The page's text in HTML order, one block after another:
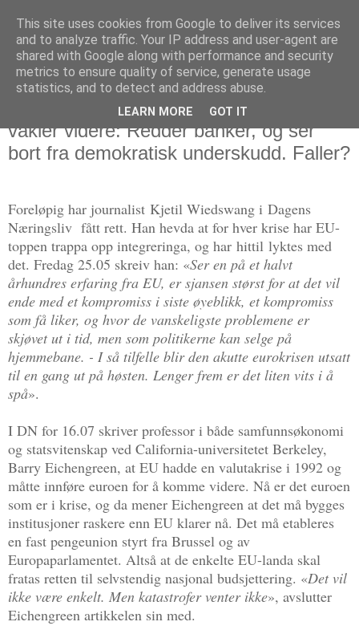
Politikus
onsdag 18. juli 2012
Om «elitestrategiens boomerang»: EU
vakler videre: Redder banker, og ser
bort fra demokratisk underskudd. Faller?
Foreløpig har journalist Kjetil Wiedswang i Dagens
Næringsliv fått rett. Han hevda at for hver krise har EU-
toppen trappa opp integreringa, og har hittil lyktes med
det. Fredag 25.05 skreiv han: «Ser en på et halvt
århundres erfaring fra EU, er sjansen størst for at det vil
ende med et kompromiss i siste øyeblikk, et kompromiss
som få liker, og hvor de vanskeligste problemene er
skjøvet ut i tid, men som politikerne kan selge på
hjemmebane. - I så tilfelle blir den akutte eurokrisen utsatt
til en gang ut på høsten. Lenger frem er det liten vits i å
spå».
I DN for 16.07 skriver professor i både samfunnsøkonomi
og statsvitenskap ved California-universitetet Berkeley,
Barry Eichengreen, at EU hadde en valutakrise i 1992 og
måtte innføre euroen for å komme videre. Nå er det euroen
som er i krise, og da mener Eichengreen at det må bygges
institusjoner raskere enn EU klarer nå. Det må etableres
en fast pengeunion styrt fra Brussel og av
Europaparlamentet. Altså at de enkelte EU-landa skal
fratas retten til selvstendig nasjonal budsjettering. «Det vil
ikke være enkelt. Men katastrofer venter ikke», avslutter
Eichengreen artikkelen sin med.
This site uses cookies from Google to deliver its services
and to analyze traffic. Your IP address and user-agent are
shared with Google along with performance and security
metrics to ensure quality of service, generate usage
statistics, and to detect and address abuse.
LEARN MORE GOT IT